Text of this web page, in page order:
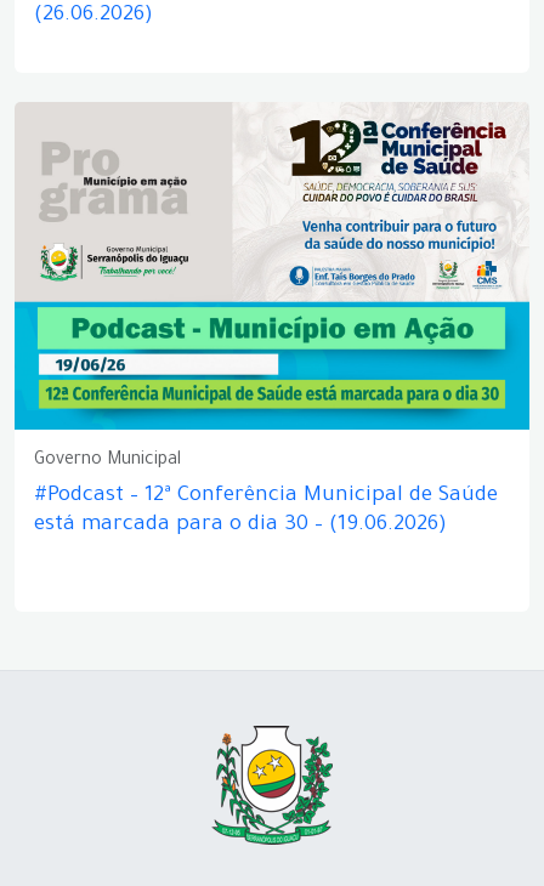
(26.06.2026)
Governo Municipal
#Podcast – 12ª Conferência Municipal de Saúde
está marcada para o dia 30 – (19.06.2026)